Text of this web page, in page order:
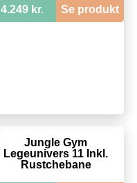
4.249 kr. Se produkt
Jungle Gym
Legeunivers 11 Inkl.
Rustchebane